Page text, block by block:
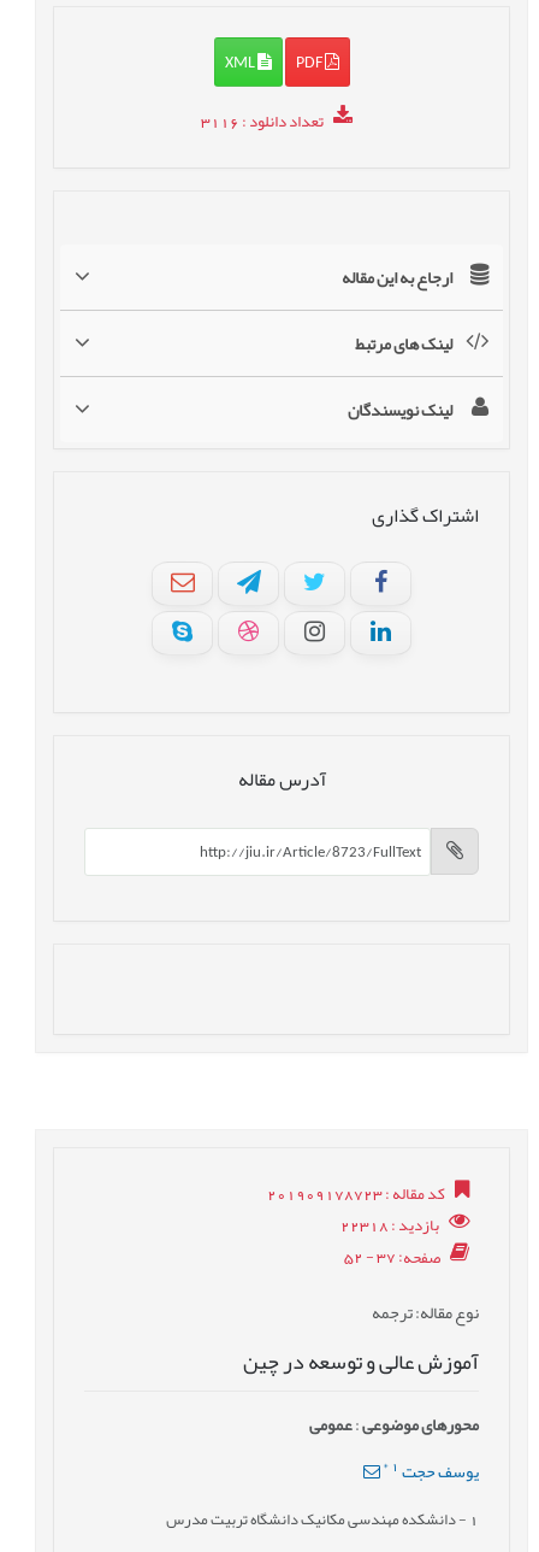
PDF
XML
تعداد دانلود: 3116
ارجاع به این مقاله
لینک های مرتبط
لینک نویسندگان
اشتراک گذاری
آدرس مقاله
کد مقاله: 201909178723
بازدید: 22318
صفحه: 37 - 52
نوع مقاله: ترجمه
آموزش عالی و توسعه در چین
محورهای موضوعی:عمومى
یوسف حجت1
*
- دانشکده مهندسی مکانیک دانشگاه تربیت مدرس